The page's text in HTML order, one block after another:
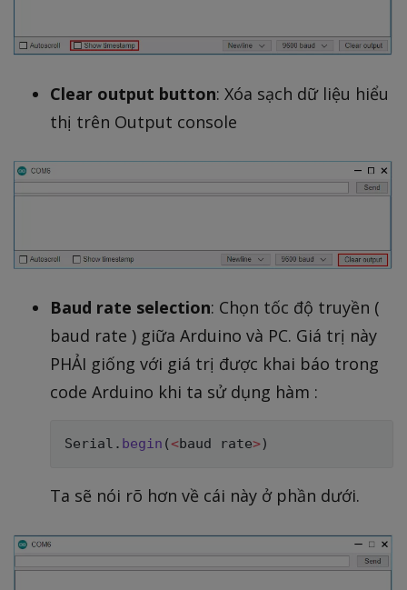
Clear output button: Xóa sạch dữ liệu hiểu
thị trên Output console
Baud rate selection: Chọn tốc độ truyền (
baud rate ) giữa Arduino và PC. Giá trị này
PHẢI giống với giá trị được khai báo trong
code Arduino khi ta sử dụng hàm :
Serial . begin (<baud rate>)
Ta sẽ nói rõ hơn về cái này ở phần dưới.